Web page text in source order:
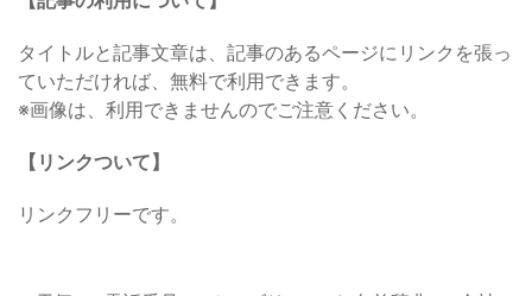
タイトルと記事文章は、記事のあるページにリンクを張っ
ていただければ、無料で利用できます。
※画像は、利用できませんのでご注意ください。
【リンクついて】
リンクフリーです。